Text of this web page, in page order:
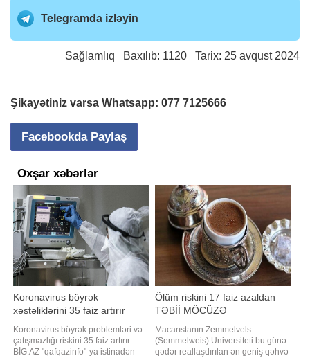
Telegramda izləyin
Sağlamlıq Baxılıb: 1120 Tarix: 25 avqust 2024
Şikayətiniz varsa Whatsapp: 077 7125666
Facebookda Paylaş
Oxşar xəbərlər
Koronavirus böyrək
xəstəliklərini 35 faiz artırır
Koronavirus böyrək problemləri və
çatışmazlığı riskini 35 faiz artırır.
BİG.AZ "qafqazinfo"-ya istinadən
Ölüm riskini 17 faiz azaldan
TƏBİİ MÖCÜZƏ
Macarıstanın Zemmelvels
(Semmelweis) Universiteti bu günə
qədər reallaşdırılan ən geniş qəhvə